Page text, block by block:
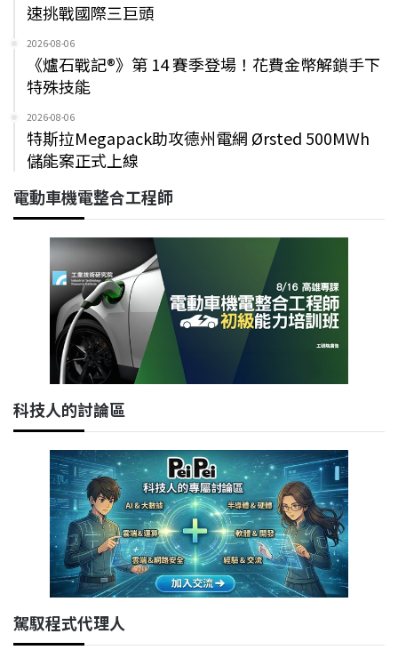
速挑戰國際三巨頭
2026-08-06
《爐石戰記®》第 14 賽季登場！花費金幣解鎖手下
特殊技能
2026-08-06
特斯拉Megapack助攻德州電網 Ørsted 500MWh
儲能案正式上線
電動車機電整合工程師
科技人的討論區
駕馭程式代理人